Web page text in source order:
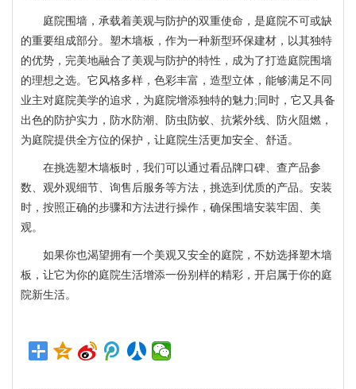
庭院围墙，承载着美观与防护的双重使命，是庭院不可或缺
的重要组成部分。塑木墙板，作为一种新型环保建材，以其独特
的优势，完美地融合了美观与防护的特性，成为了打造庭院围墙
的理想之选。它风格多样，色彩丰富，造型立体，能够满足不同
业主对庭院美学的追求，为庭院增添独特的魅力;同时，它又具备
出色的防护实力，防水防潮、防虫防蚁、抗紫外线、防火阻燃，
为庭院提供全方位的保护，让庭院生活更加安全、舒适。
在挑选塑木墙板时，我们可以通过看品牌口碑、查产品参
数、观外观细节、询售后服务等方法，挑选到优质的产品。安装
时，按照正确的步骤和方法进行操作，确保围墙安装牢固、美
观。
如果你也渴望拥有一个美观又安全的庭院，不妨选择塑木墙
板，让它为你的庭院生活增添一份别样的精彩，开启属于你的庭
院新生活。
塑木护栏|塑木栏杆